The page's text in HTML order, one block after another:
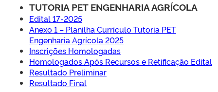
TUTORIA PET ENGENHARIA AGRÍCOLA
Edital 17-2025
Anexo 1 – Planilha Currículo Tutoria PET
Engenharia Agrícola 2025
Inscrições Homologadas
Homologados Após Recursos e Retificação Edital
Resultado Preliminar
Resultado Final